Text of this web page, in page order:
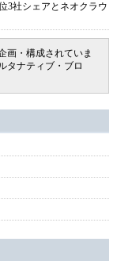
3社シェアとネオクラウ
画・構成されていま
タナティブ・ブロ